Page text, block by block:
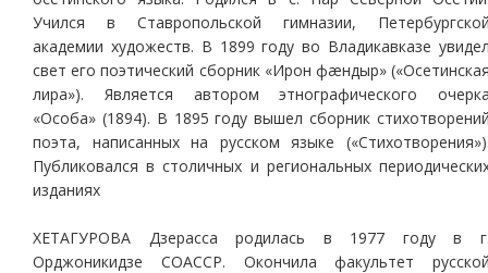
Учился в Ставропольской гимназии,
академии художеств. В 1899 году во Владикавказе
свет его поэтический сборник «Ирон фæндыр»
лира»). Является автором этнографического
«Особа» (1894). В 1895 году вышел сборник
поэта, написанных на русском языке
Публиковался в столичных и региональных
изданиях
ХЕТАГУРОВА Дзерасса родилась в 1977 году в
Орджоникидзе СОАССР. Окончила факультет